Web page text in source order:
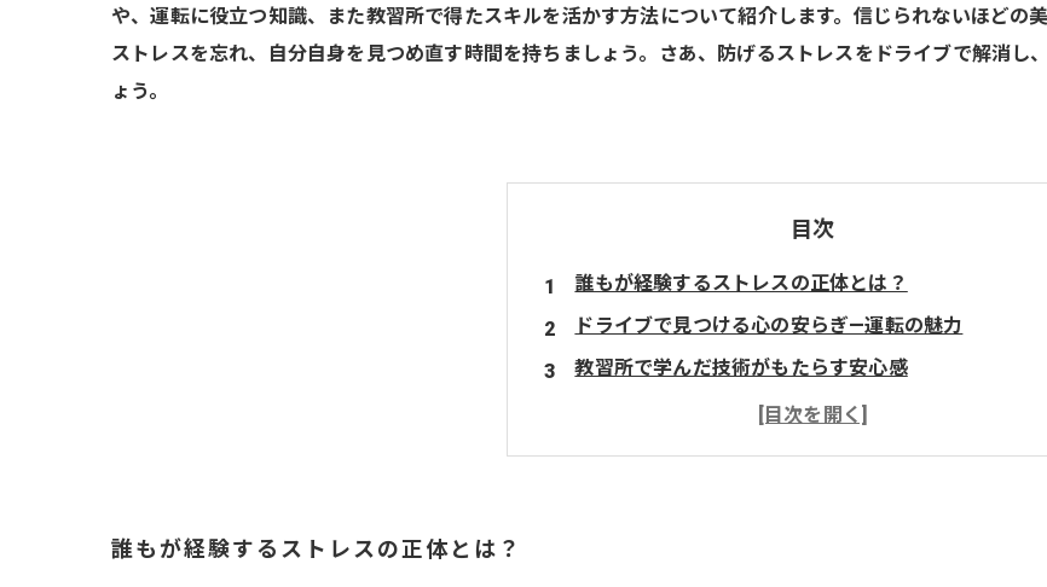
や、運転に役立つ知識、また教習所で得たスキルを活かす方法について紹介します。信じられないほどの
ストレスを忘れ、自分自身を見つめ直す時間を持ちましょう。さあ、防げるストレスをドライブで解消し
ょう。
目次
誰もが経験するストレスの正体とは？
ドライブで見つける心の安らぎ—運転の魅力
教習所で学んだ技術がもたらす安心感
心と体をリフレッシュするドライブのすすめ
美しい風景がストレスを癒す理由
誰もが経験するストレスの正体とは？